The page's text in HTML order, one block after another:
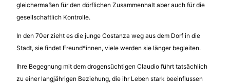
gleichermaßen für den dörflichen Zusammenhalt aber auch für die
gesellschaftlich Kontrolle.
In den 70er zieht es die junge Costanza weg aus dem Dorf in die
Stadt, sie findet Freund*innen, viele werden sie länger begleiten.
Ihre Begegnung mit dem drogensüchtigen Claudio führt tatsächlich
zu einer langjährigen Beziehung, die ihr Leben stark beeinflussen